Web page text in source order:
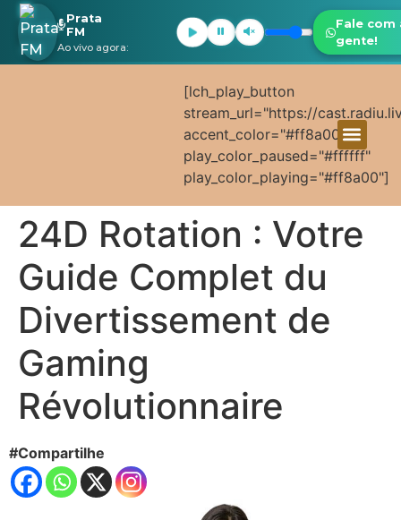
[lch_play_button
stream_url="https://
accent_color="#ff8a00"
play_color_paused="#ffffff"
play_color_playing="#ff8a00"]
24D Rotation : Votre
Guide Complet du
Divertissement de
Gaming
Révolutionnaire
#Compartilhe
Prata
FM
Ao vivo agora:
Fale com
gente!